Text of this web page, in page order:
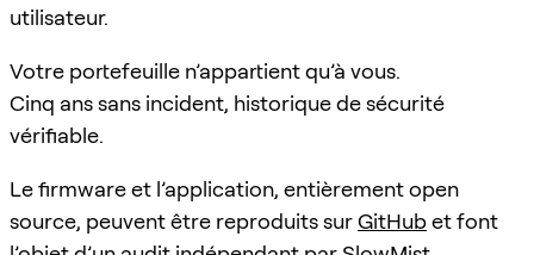
utilisateur.
Votre portefeuille n’appartient qu’à vous.
Cinq ans sans incident, historique de sécurité
vérifiable.
Le firmware et l’application, entièrement open
source, peuvent être reproduits surGitHubet font